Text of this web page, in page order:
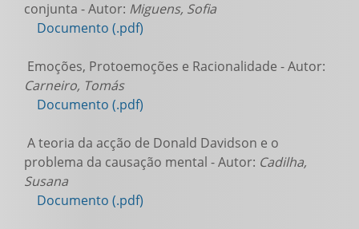
conjunta - Autor: Miguens, Sofia
Documento (.pdf)
Emoções, Protoemoções e Racionalidade - Autor:
Carneiro, Tomás
Documento (.pdf)
A teoria da acção de Donald Davidson e o
problema da causação mental - Autor: Cadilha,
Susana
Documento (.pdf)